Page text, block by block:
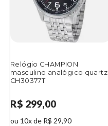
Relógio CHAMPION
masculino analógico quartz
CH30377T
R$ 299,00
ou 10x de R$ 29,90